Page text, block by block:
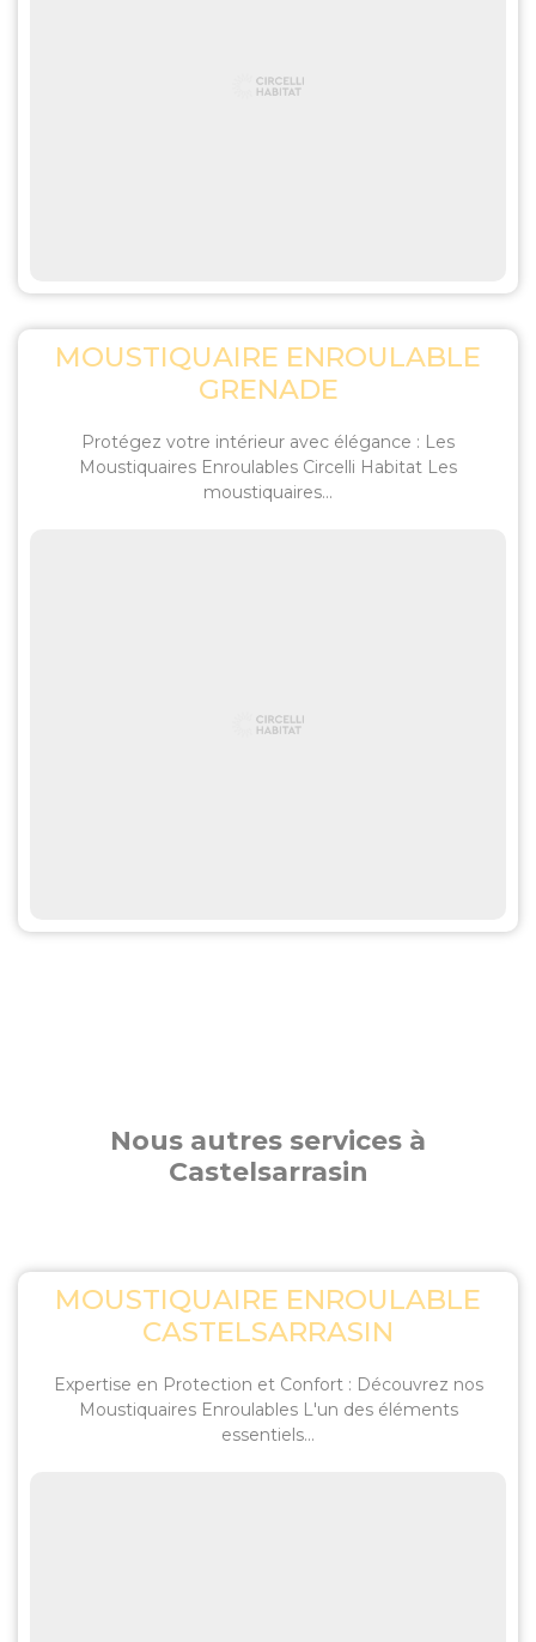
MOUSTIQUAIRE ENROULABLE
GRENADE
Protégez votre intérieur avec élégance : Les
Moustiquaires Enroulables Circelli Habitat Les
moustiquaires...
Nous autres services à
Castelsarrasin
MOUSTIQUAIRE ENROULABLE
CASTELSARRASIN
Expertise en Protection et Confort : Découvrez nos
Moustiquaires Enroulables L'un des éléments
essentiels...